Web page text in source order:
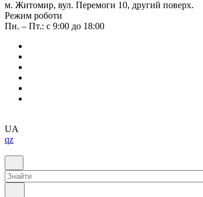
м. Житомир, вул. Перемоги 10, другий поверх.
Режим роботи
Пн. – Пт.: с 9:00 до 18:00
UA
qz